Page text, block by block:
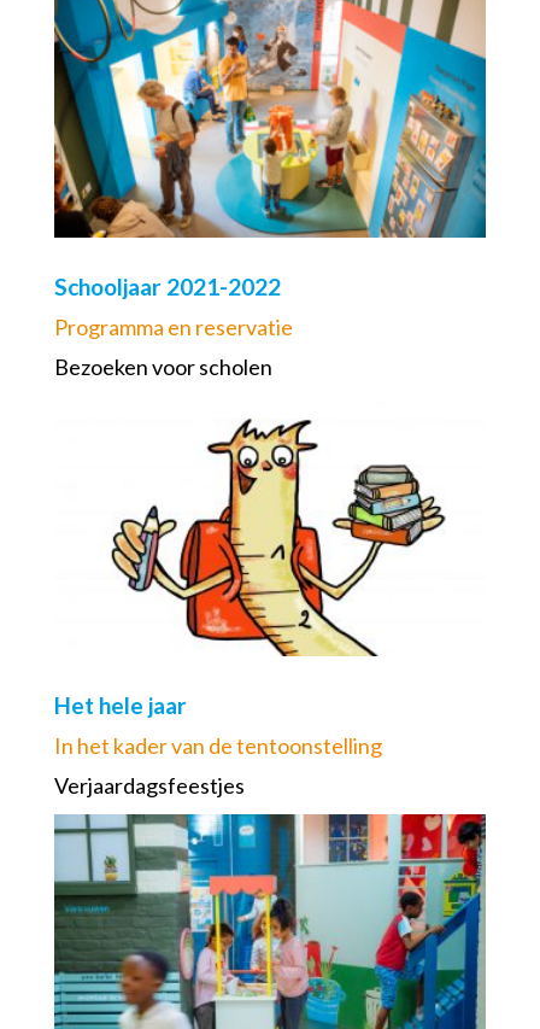
Schooljaar 2021-2022
Programma en reservatie
Bezoeken voor scholen
Het hele jaar
In het kader van de tentoonstelling
Verjaardagsfeestjes